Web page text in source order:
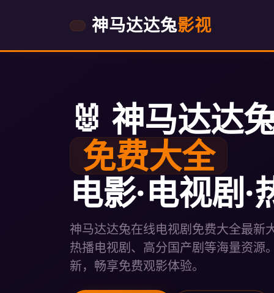
神马达达兔影视
🐰 神马达达
免费大全
电影·电视剧·
神马达达兔在线电视剧免费大全最新
热播电视剧、高分国产剧等海量资源
新，畅享免费观影体验。